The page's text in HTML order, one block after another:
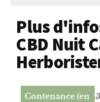
Plus
CBD Nuit
Contenance (en